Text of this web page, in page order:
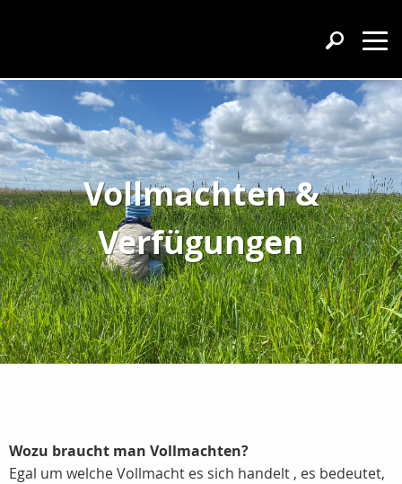
Vollmachten &
Verfügungen
Wozu braucht man Vollmachten?
Egal um welche Vollmacht es sich handelt , es bedeutet,